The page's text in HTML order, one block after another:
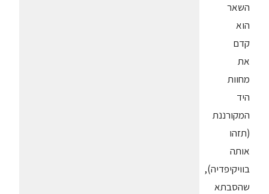
השאר
הוא
קדם
את
מחוות
היד
המקורננת
(תזהו
אותה
בוויקיפדיה),
שהסבתא